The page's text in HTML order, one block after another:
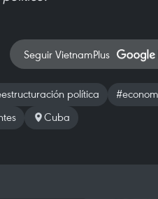
Seguir VietnamPlus
política
Cuba